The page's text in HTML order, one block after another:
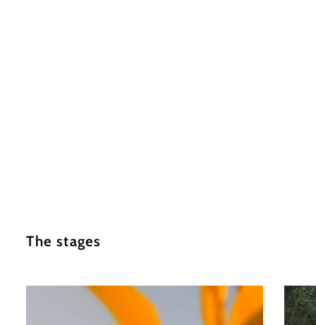
The stages